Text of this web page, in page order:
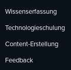
Wissenserfassung
Technologieschulung
Content-Erstellung
Feedback